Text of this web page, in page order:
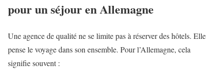
pour un séjour en Allemagne
Une agence de qualité ne se limite pas à réserver des hôtels. Elle
pense le voyage dans son ensemble. Pour l’Allemagne, cela
signifie souvent :